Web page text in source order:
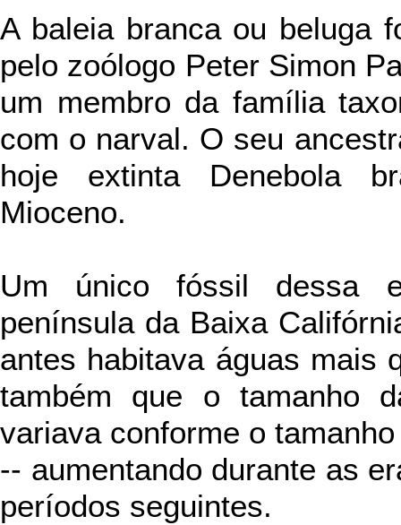
A baleia branca ou beluga
pelo zoólogo Peter Simon
um membro da família
com o narval. O seu
hoje extinta Denebola
Mioceno.
Um único fóssil dessa
península da Baixa
antes habitava águas mais
também que o tamanho
variava conforme o
-- aumentando durante as
períodos seguintes.